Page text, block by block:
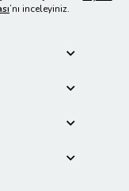
’nı inceleyiniz.